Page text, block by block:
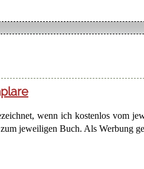
wenn ich kostenlos vom
jeweiligen Buch. Als Werbung